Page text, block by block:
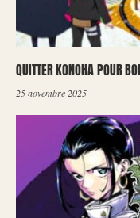
QUITTER KONOHA POUR
25 novembre 2025